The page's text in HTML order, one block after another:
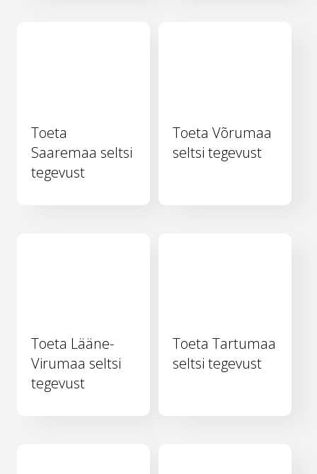
Toeta
Saaremaa seltsi
tegevust
Toeta Võrumaa
seltsi tegevust
Toeta Lääne-
Virumaa seltsi
tegevust
Toeta Tartumaa
seltsi tegevust